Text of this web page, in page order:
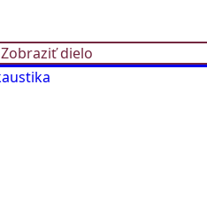
Zobraziť dielo